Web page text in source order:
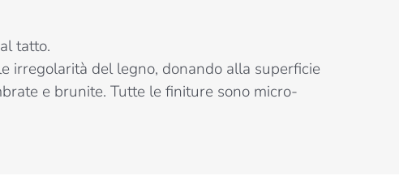
tatto.
irregolarità del legno, donando alla superficie
e brunite. Tutte le finiture sono micro-